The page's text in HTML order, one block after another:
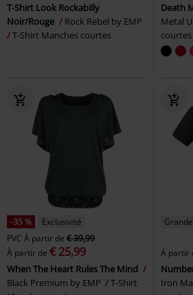
T-Shirt Look Rockabilly
Noir/Rouge
Rock Rebel by EMP
T-Shirt Manches courtes
Death
Metal
courtes
-35 %
Exclusivité
PVC À partir de € 39,99
À partir de € 25,99
When The Heart Rules The Mind
Black Premium by EMP
T-Shirt
À partir
Iron